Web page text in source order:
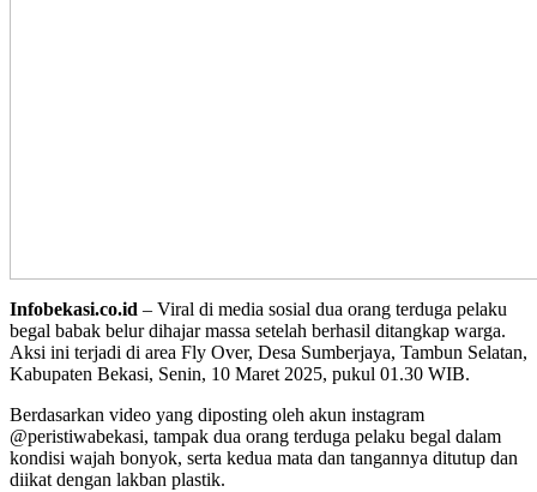
Infobekasi.co.id – Viral di media sosial dua orang terduga pelaku
begal babak belur dihajar massa setelah berhasil ditangkap warga.
Aksi ini terjadi di area Fly Over, Desa Sumberjaya, Tambun Selatan,
Kabupaten Bekasi, Senin, 10 Maret 2025, pukul 01.30 WIB.
Berdasarkan video yang diposting oleh akun instagram
@peristiwabekasi, tampak dua orang terduga pelaku begal dalam
kondisi wajah bonyok, serta kedua mata dan tangannya ditutup dan
diikat dengan lakban plastik.